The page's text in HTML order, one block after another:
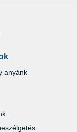
anyánk